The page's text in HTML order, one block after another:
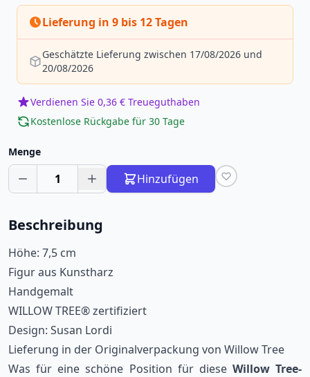
Lieferung in 9 bis 12 Tagen
Geschätzte Lieferung zwischen 17/08/2026 und
20/08/2026
Verdienen Sie 0,36 € Treueguthaben
Kostenlose Rückgabe für 30 Tage
Menge
1 Hinzufügen
Beschreibung
Höhe: 7,5 cm
Figur aus Kunstharz
Handgemalt
WILLOW TREE® zertifiziert
Design: Susan Lordi
Lieferung in der Originalverpackung von Willow Tree
Was für eine schöne Position für diese Willow Tree-